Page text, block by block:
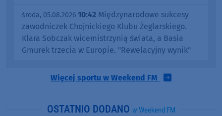
środa, 05.08.2026 10:42 Międzynarodowe sukcesy
zawodniczek Chojnickiego Klubu Żeglarskiego.
Klara Sobczak wicemistrzynią świata, a Basia
Gmurek trzecia w Europie. "Rewelacyjny wynik"
Więcej sportu w Weekend FM
OSTATNIO DODANO w Weekend FM